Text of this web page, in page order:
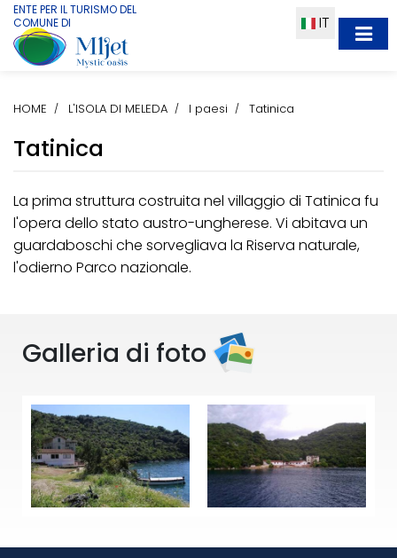
ENTE PER IL TURISMO DEL
COMUNE DI
IT
HOME L'ISOLA DI MELEDA I paesi Tatinica
Tatinica
La prima struttura costruita nel villaggio di Tatinica fu
l'opera dello stato austro-ungherese. Vi abitava un
guardaboschi che sorvegliava la Riserva naturale,
l'odierno Parco nazionale.
Galleria di foto